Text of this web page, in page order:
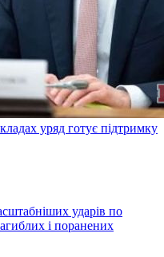
уряд готує підтримку
ударів по
і поранених